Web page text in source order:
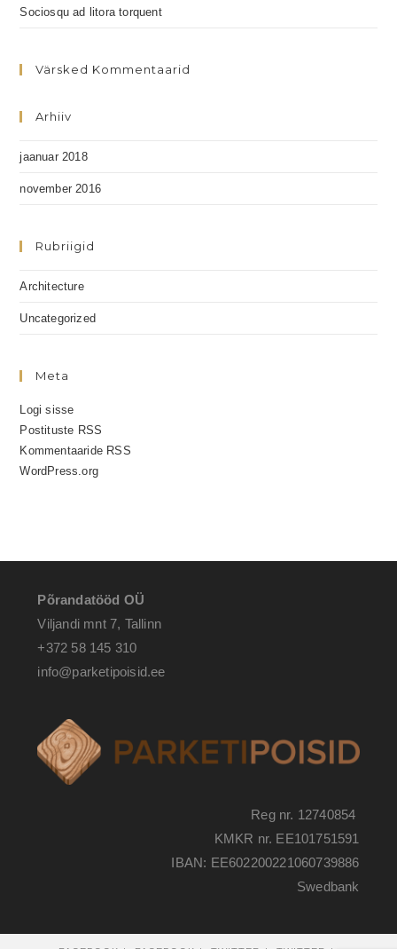
Sociosqu ad litora torquent
Värsked Kommentaarid
Arhiiv
jaanuar 2018
november 2016
Rubriigid
Architecture
Uncategorized
Meta
Logi sisse
Postituste RSS
Kommentaaride RSS
WordPress.org
Põrandatööd OÜ
Viljandi mnt 7, Tallinn
+372 58 145 310
info@parketipoisid.ee
Reg nr. 12740854
KMKR nr. EE101751591
IBAN: EE602200221060739886
Swedbank